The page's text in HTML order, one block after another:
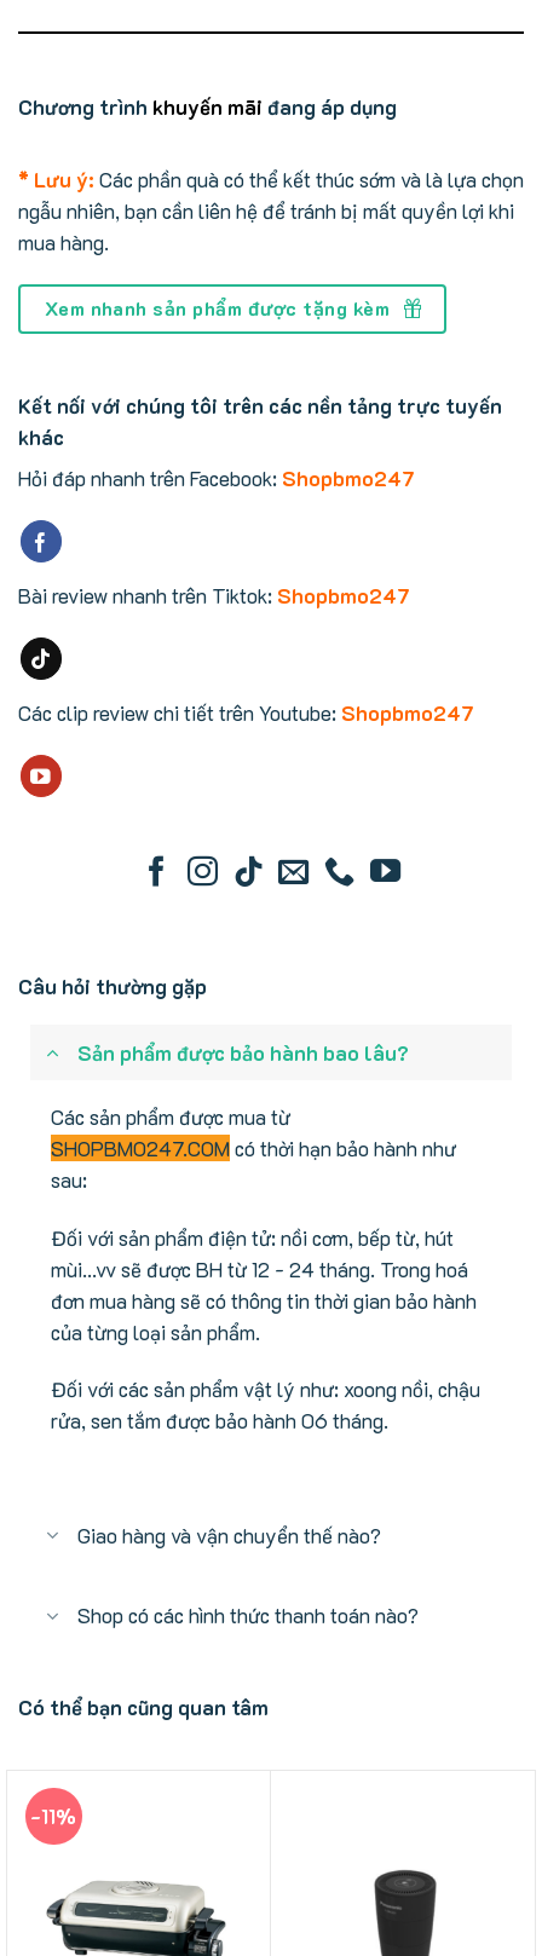
Chương trình khuyến mãi đang áp dụng
* Lưu ý: Các phần quà có thể kết thúc sớm và là lựa chọn
ngẫu nhiên, bạn cần liên hệ để tránh bị mất quyền lợi khi
mua hàng.
Xem nhanh sản phẩm được tặng kèm
Kết nối với chúng tôi trên các nền tảng trực tuyến
khác
Hỏi đáp nhanh trên Facebook: Shopbmo247
Bài review nhanh trên Tiktok: Shopbmo247
Các clip review chi tiết trên Youtube: Shopbmo247
Câu hỏi thường gặp
Sản phẩm được bảo hành bao lâu?
Các sản phẩm được mua từ
SHOPBMO247.COMcó thời hạn bảo hành như
sau:
Đối với sản phẩm điện tử: nồi cơm, bếp từ, hút
mùi...vv sẽ được BH từ 12 - 24 tháng. Trong hoá
đơn mua hàng sẽ có thông tin thời gian bảo hành
của từng loại sản phẩm.
Đối với các sản phẩm vật lý như: xoong nồi, chậu
rửa, sen tắm được bảo hành 06 tháng.
Giao hàng và vận chuyển thế nào?
Shop có các hình thức thanh toán nào?
Có thể bạn cũng quan tâm
-11%